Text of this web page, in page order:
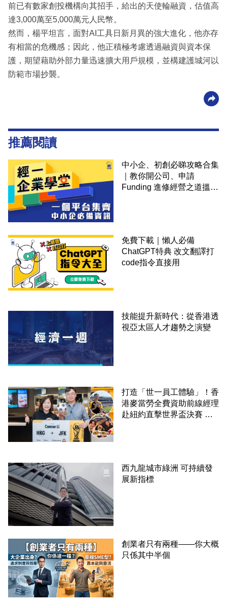
前已有數家創投機構向其招手，給出的天使輪融資，估值高
達3,000萬至5,000萬元人民幣。
然而，楊平坦言，面對AI工具日新月異的強大進化，他亦存
有相當的危機感；因此，他正積極考慮透過融資與資本保
護，期望藉助外部力量迅速擴大用戶規模，並構建護城河以
防範市場抄襲。
推薦閱讀
中小企、初創必睇攻略合集
｜教你開公司、申請
Funding 進修經營之道搵大
免費下載｜懶人必備
ChatGPT特典 改文翻譯打
code指令直接用
技能提升新時代：從香港透
視亞太區人才趨勢之演變
打造「世一員工體驗」！香
港麥當勞全費資助前線經理
赴紐約直擊世界盃決賽 見
西九龍城市綠洲 可持續發
展新指標
創業者只有兩種——你大概
只係其中半個